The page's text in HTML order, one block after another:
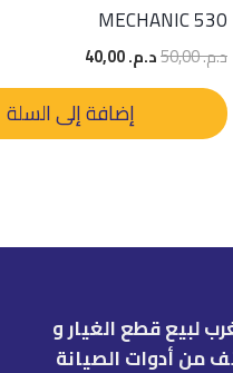
MECHANIC 530
د.م.50,00
السعر
الأصلي
د.م. 50,00.
د.م.
الحالي
هو:
د.م. 40,00.
إضافة إلى السلة
لبيع قطع الغيار و
من أدوات الصيانة